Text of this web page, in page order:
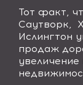
Тот факт,
Саутворк,
Ислингтон
продаж
увеличение